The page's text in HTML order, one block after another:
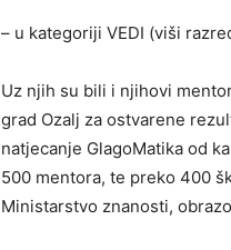
– u kategoriji VEDI (viši
Uz njih su bili i njihovi
grad Ozalj za ostvarene
natjecanje GlagoMatika od
500 mentora, te preko 400
Ministarstvo znanosti,